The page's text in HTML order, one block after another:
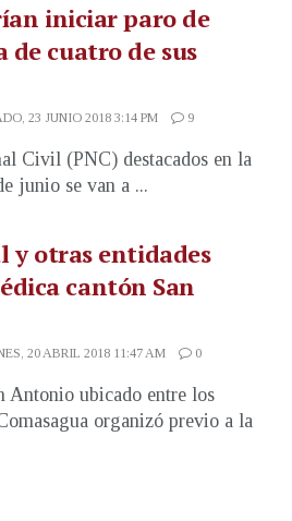
iniciar paro de
de cuatro de sus
23 JUNIO 2018 3:14 PM 9
Civil (PNC) destacados en la
junio se van a ...
y otras entidades
cantón San
20 ABRIL 2018 11:47 AM 0
Antonio ubicado entre los
organizó previo a la